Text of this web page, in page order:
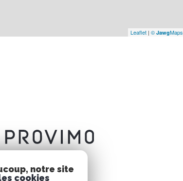
Leaflet | © JawgMaps
notre site
cookies